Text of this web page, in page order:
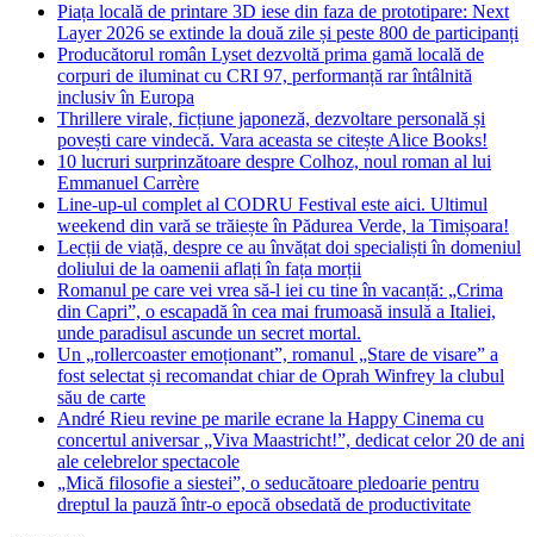
Piața locală de printare 3D iese din faza de prototipare: Next
Layer 2026 se extinde la două zile și peste 800 de participanți
Producătorul român Lyset dezvoltă prima gamă locală de
corpuri de iluminat cu CRI 97, performanță rar întâlnită
inclusiv în Europa
Thrillere virale, ficțiune japoneză, dezvoltare personală și
povești care vindecă. Vara aceasta se citește Alice Books!
10 lucruri surprinzătoare despre Colhoz, noul roman al lui
Emmanuel Carrère
Line-up-ul complet al CODRU Festival este aici. Ultimul
weekend din vară se trăiește în Pădurea Verde, la Timișoara!
Lecții de viață, despre ce au învățat doi specialiști în domeniul
doliului de la oamenii aflați în fața morții
Romanul pe care vei vrea să-l iei cu tine în vacanță: „Crima
din Capri”, o escapadă în cea mai frumoasă insulă a Italiei,
unde paradisul ascunde un secret mortal.
Un „rollercoaster emoționant”, romanul „Stare de visare” a
fost selectat și recomandat chiar de Oprah Winfrey la clubul
său de carte
André Rieu revine pe marile ecrane la Happy Cinema cu
concertul aniversar „Viva Maastricht!”, dedicat celor 20 de ani
ale celebrelor spectacole
„Mică filosofie a siestei”, o seducătoare pledoarie pentru
dreptul la pauză într-o epocă obsedată de productivitate